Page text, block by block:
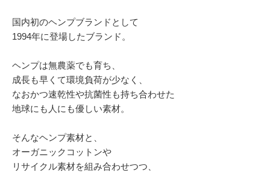
国内初のヘンプブランドとして
1994年に登場したブランド。
ヘンプは無農薬でも育ち、
成長も早くて環境負荷が少なく、
なおかつ速乾性や抗菌性も持ち合わせた
地球にも人にも優しい素材。
そんなヘンプ素材と、
オーガニックコットンや
リサイクル素材を組み合わせつつ、